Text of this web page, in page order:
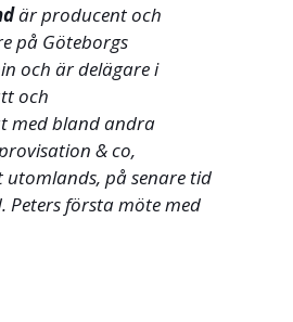
är producent och
på Göteborgs
och är delägare i
och
med bland andra
& co,
på senare tid
Peters första möte med